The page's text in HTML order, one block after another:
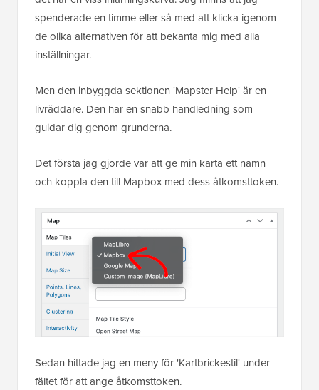
spenderade en timme eller så med att klicka igenom
de olika alternativen för att bekanta mig med alla
inställningar.
Men den inbyggda sektionen 'Mapster Help' är en
livräddare. Den har en snabb handledning som
guidar dig genom grunderna.
Det första jag gjorde var att ge min karta ett namn
och koppla den till Mapbox med dess åtkomsttoken.
Sedan hittade jag en meny för 'Kartbrickestil' under
fältet för att ange åtkomsttoken.